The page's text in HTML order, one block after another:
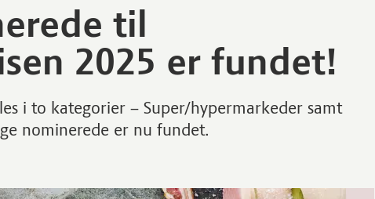
til
2025 er fundet!
i to kategorier – Super/hypermarkeder samt
nominerede er nu fundet.